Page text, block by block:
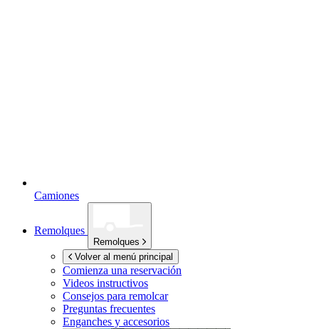
Camiones
Remolques
Remolques
Volver al menú principal
Comienza una reservación
Videos instructivos
Consejos para remolcar
Preguntas frecuentes
Enganches y accesorios